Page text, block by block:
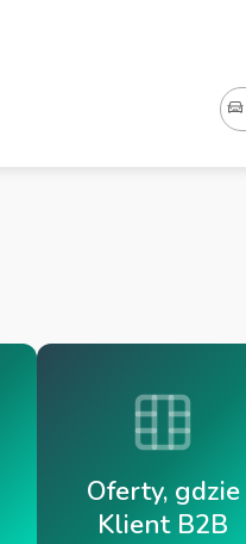
Oferty, gdzie
Klient B2B